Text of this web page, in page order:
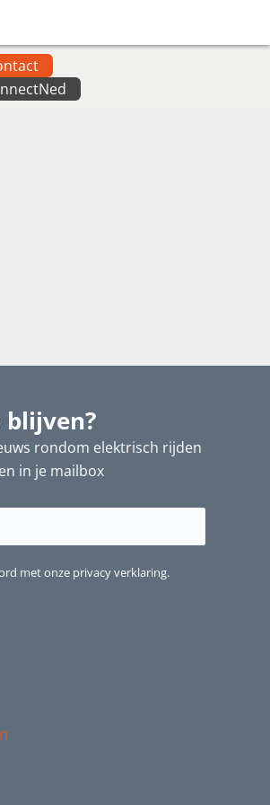
blijven?
rondom elektrisch rijden
in je mailbox
met onze privacy verklaring.